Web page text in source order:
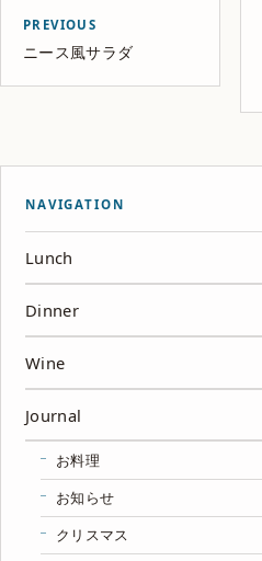
PREVIOUS
ニース風サラダ
NAVIGATION
Lunch
Dinner
Wine
Journal
お料理
お知らせ
クリスマス